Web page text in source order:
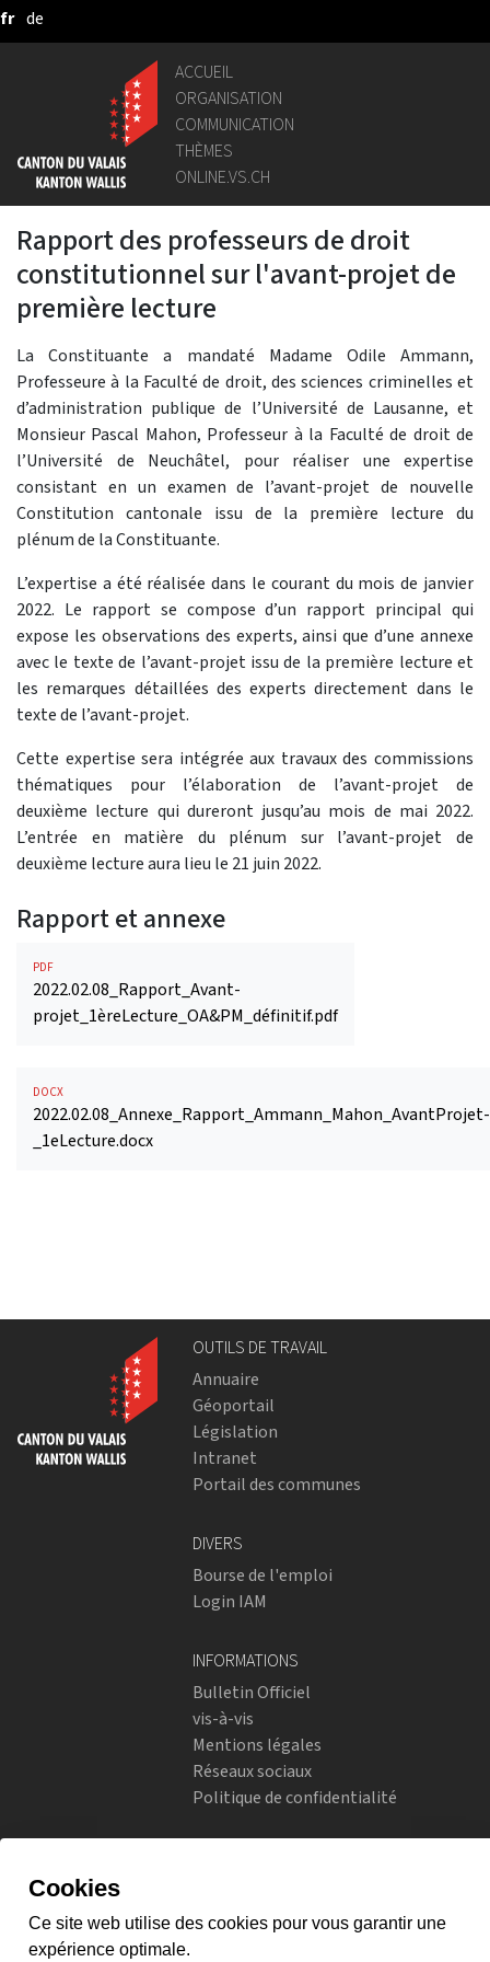
Saut au contenu principal
fr de
ACCUEIL
ORGANISATION
COMMUNICATION
THÈMES
ONLINE.VS.CH
Rapport des professeurs de droit
constitutionnel sur l'avant-projet de
première lecture
La Constituante a mandaté Madame Odile Ammann,
Professeure à la Faculté de droit, des sciences criminelles et
d’administration publique de l’Université de Lausanne, et
Monsieur Pascal Mahon, Professeur à la Faculté de droit de
l’Université de Neuchâtel, pour réaliser une expertise
consistant en un examen de l’avant-projet de nouvelle
Constitution cantonale issu de la première lecture du
plénum de la Constituante.
L’expertise a été réalisée dans le courant du mois de janvier
2022. Le rapport se compose d’un rapport principal qui
expose les observations des experts, ainsi que d’une annexe
avec le texte de l’avant-projet issu de la première lecture et
les remarques détaillées des experts directement dans le
texte de l’avant-projet.
Cette expertise sera intégrée aux travaux des commissions
thématiques pour l’élaboration de l’avant-projet de
deuxième lecture qui dureront jusqu’au mois de mai 2022.
L’entrée en matière du plénum sur l’avant-projet de
deuxième lecture aura lieu le 21 juin 2022.
Rapport et annexe
PDF
2022.02.08_Rapport_Avant-
projet_1èreLecture_OA&PM_définitif.pdf
DOCX
2022.02.08_Annexe_Rapport_Ammann_Mahon_AvantProjet-
_1eLecture.docx
OUTILS DE TRAVAIL
Annuaire
Géoportail
Législation
Intranet
Portail des communes
DIVERS
Bourse de l'emploi
Login IAM
INFORMATIONS
Bulletin Officiel
vis-à-vis
Mentions légales
Réseaux sociaux
Politique de confidentialité
flickr